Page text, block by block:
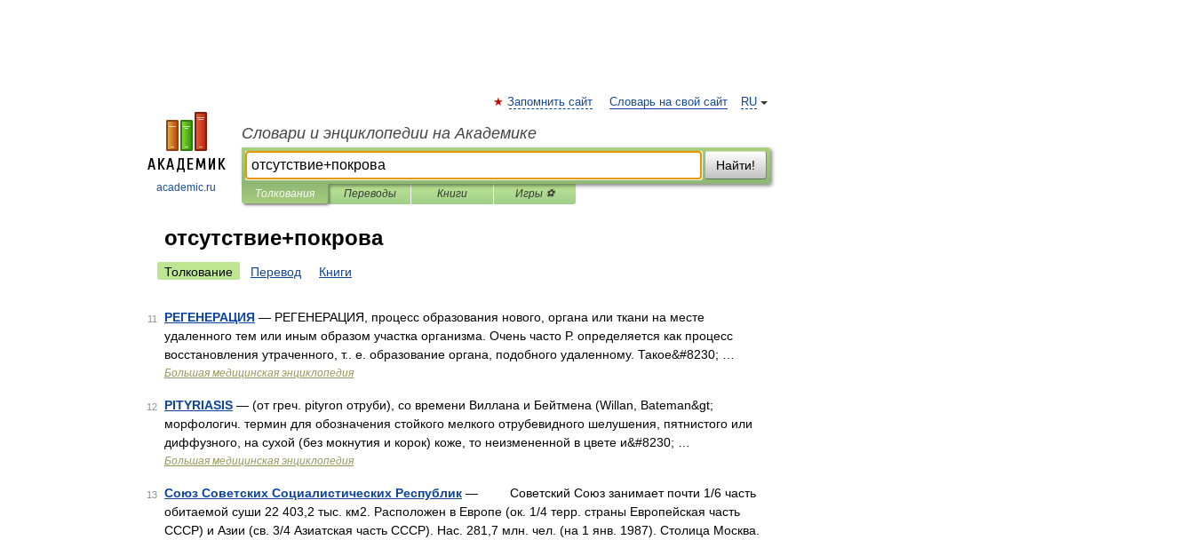
academic.ru
RU
Запомнить сайт Словарь на свой сайт
Словари и энциклопедии на Академике
Найти!
Толкования Переводы Книги Игры ⚽
отсутствие+покрова
Толкование Перевод Книги
11 РЕГЕНЕРАЦИЯ — РЕГЕНЕРАЦИЯ, процесс образования нового, органа или ткани на месте
удаленного тем или иным образом участка организма. Очень часто Р. определяется как процесс
восстановления утраченного, т.. е. образование органа, подобного удаленному. Такое&#8230; …
Большая медицинская энциклопедия
12 PITYRIASIS — (от греч. pityron отруби), со времени Виллана и Бейтмена (Willan, Bateman&gt;
морфологич. термин для обозначения стойкого мелкого отрубевидного шелушения, пятнистого или
диффузного, на сухой (без мокнутия и корок) коже, то неизмененной в цвете и&#8230; …
Большая медицинская энциклопедия
13 Союз Советских Социалистических Республик — Cоветский Cоюз занимает почти 1/6 часть
обитаемой суши 22 403,2 тыс. км2. Pасположен в Eвропе (ок. 1/4 терр. страны Eвропейская часть
CCCP) и Aзии (св. 3/4 Aзиатская часть CCCP). Hac. 281,7 млн. чел. (на 1 янв. 1987). Cтолица Mосква.